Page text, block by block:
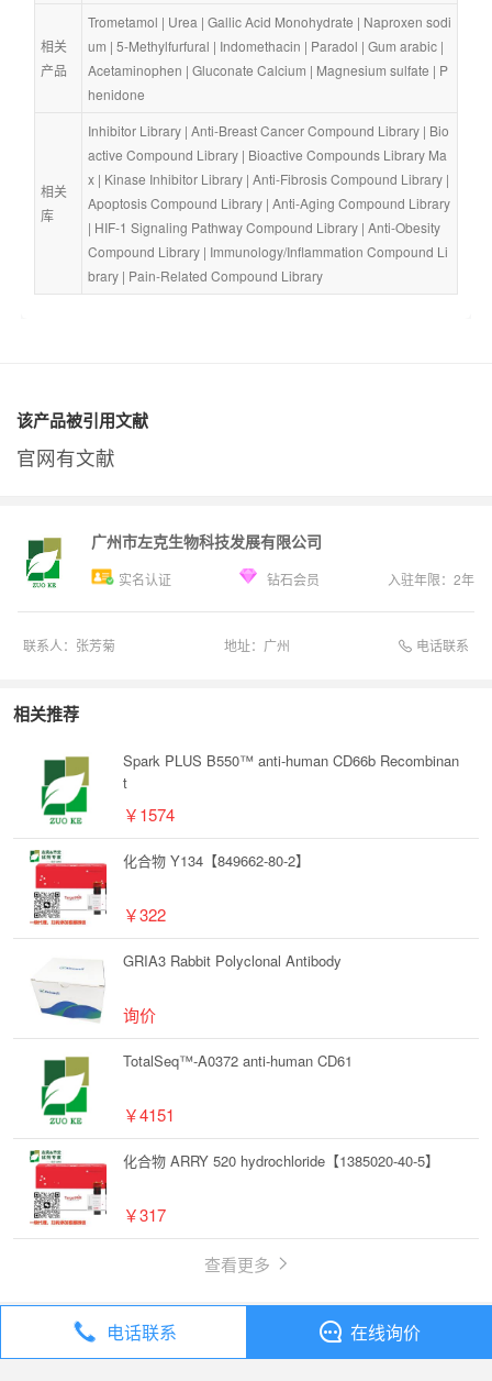
相关
产品
Trometamol | Urea | Gallic Acid Monohydrate | Naproxen sodi
um | 5-Methylfurfural | Indomethacin | Paradol | Gum arabic
Acetaminophen | Gluconate Calcium | Magnesium sulfate | P
henidone
相关
库
Inhibitor Library | Anti-Breast Cancer Compound Library | Bio
active Compound Library | Bioactive Compounds Library Ma
x | Kinase Inhibitor Library | Anti-Fibrosis Compound Library
Apoptosis Compound Library | Anti-Aging Compound Library
| HIF-1 Signaling Pathway Compound Library | Anti-Obesity
Compound Library | Immunology/Inflammation Compound Li
brary | Pain-Related Compound Library
该产品被引用文献
官网有文献
广州市左克生物科技发展有限公司
实名认证 钻石会员 入驻年限： 2年
联系人： 张芳菊 地址： 广州 电话联系
相关推荐
Spark PLUS B550™ anti-human CD66b Recombinan
t
￥1574
化合物 Y134【849662-80-2】
￥322
GRIA3 Rabbit Polyclonal Antibody
询价
TotalSeq™-A0372 anti-human CD61
￥4151
化合物 ARRY 520 hydrochloride【1385020-40-5】
￥317
查看更多
全部分类 试剂
电话联系 在线询价